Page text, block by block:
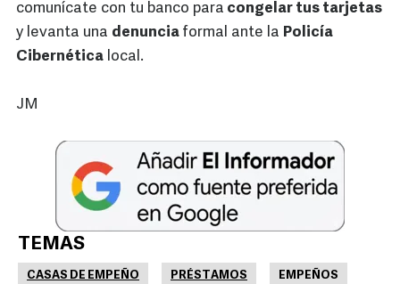
comunícate con tu banco para congelar tus tarjetas
y levanta una denuncia formal ante la Policía
Cibernética local.
JM
TEMAS
CASAS DE EMPEÑO PRÉSTAMOS EMPEÑOS